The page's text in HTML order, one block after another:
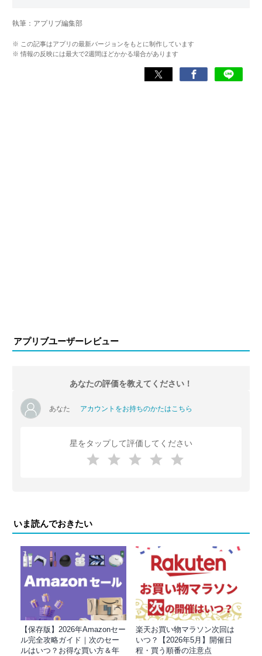
「誰でも本格的にアプリを使いこなせるようになるコンテ
執筆：アプリブ編集部
※ この記事はアプリの最新バージョンをもとに制作しています
※ 情報の反映には最大で2週間ほどかかる場合があります
アプリブユーザーレビュー
あなたの評価を教えてください！
あなた アカウントをお持ちのかたはこちら
星をタップして評価してください
いま読んでおきたい
【保存版】2026年Amazonセー
ル完全攻略ガイド｜次のセー
ルはいつ？お得な買い方＆年
楽天お買い物マラソン次回は
いつ？【2026年5月】開催日
程・買う順番の注意点